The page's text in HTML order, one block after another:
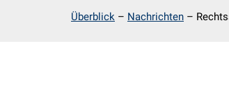
Überblick – Nachrichten –